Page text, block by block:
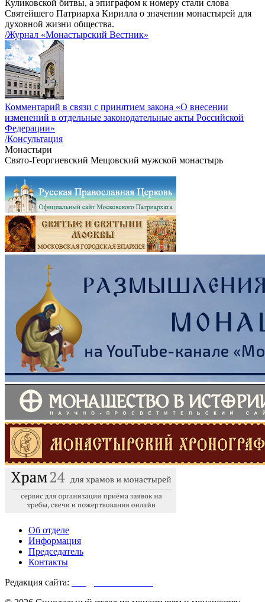
Куликовской битвы, а эпиграфом к номеру стали слова
Святейшего Патриарха Кирилла о значении монастырей для
духовной жизни общества.
/Журнал «Монастырский Вестник»
Комментарий в связи с принятием закона «О внесении
изменений в отдельные законодательные акты Российской
Федерации»
/Консультация
Монастыри
Алатырский Киево-Николаевский Новодевичий монастырь
Об отделе
Информация
Председатель
Контакты
Редакция сайта: